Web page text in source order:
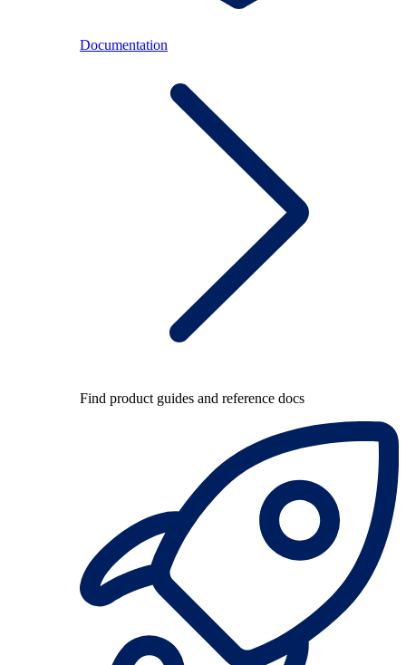
Documentation
Find product guides and reference docs